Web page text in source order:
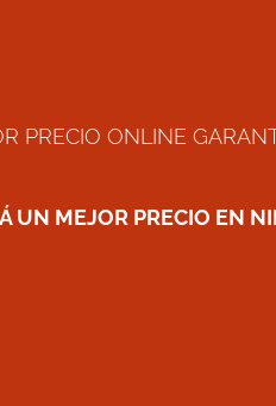
PRECIO ONLINE
UN MEJOR PRECIO EN